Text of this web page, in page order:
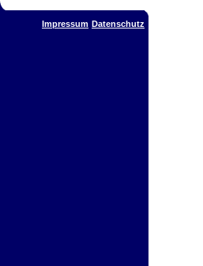
Impressum Datenschutz